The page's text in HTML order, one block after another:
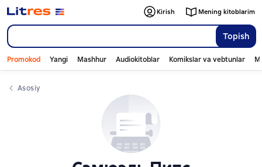
Topish
Kirish Mening kitoblarim
Promokod Yangi Mashhur Audiokitoblar Komikslar va vebtunlar
Asosiy
Слайдер с книгами
Слайдер с книгами